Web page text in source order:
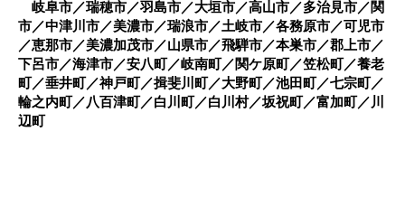
岐阜市／瑞穂市／羽島市／大垣市／高山市／多治見市／関
市／中津川市／美濃市／瑞浪市／土岐市／各務原市／可児市
／恵那市／美濃加茂市／山県市／飛騨市／本巣市／郡上市／
下呂市／海津市／安八町／岐南町／関ケ原町／笠松町／養老
町／垂井町／神戸町／揖斐川町／大野町／池田町／七宗町／
輪之内町／八百津町／白川町／白川村／坂祝町／富加町／川
辺町